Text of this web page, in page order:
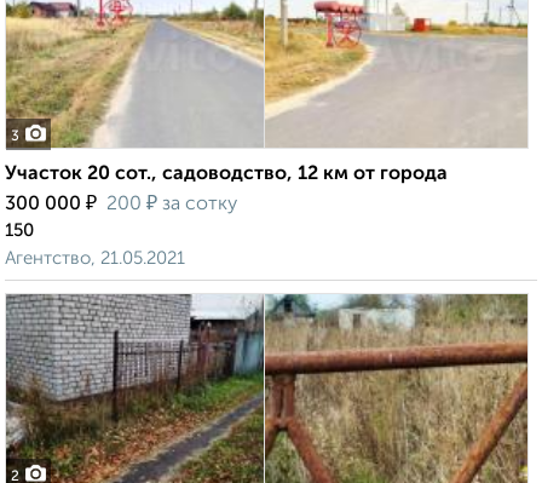
3
Участок 20 сот., садоводство, 12 км от города
300 000 ₽ 200 ₽ за сотку
150
Агентство, 21.05.2021
2